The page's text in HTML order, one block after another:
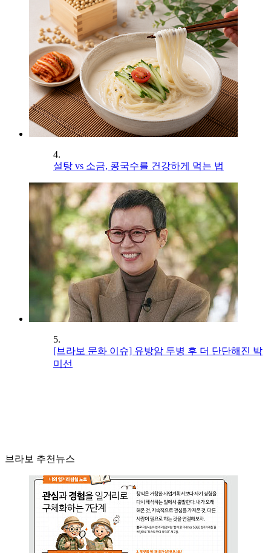
4.
설탕 vs 소금, 콩국수를 건강하게 먹는 법
5.
[브라보 문화 이슈] 유방암 투병 후 더 단단해진 박
미선
브라보 추천뉴스